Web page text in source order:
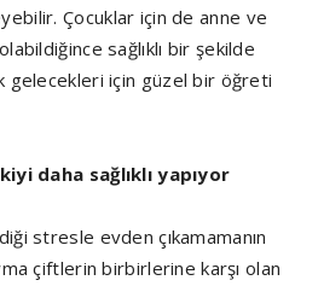
Çocuklar için de anne ve
sağlıklı bir şekilde
gelecekleri için güzel bir öğreti
daha sağlıklı yapıyor
stresle evden çıkamamanın
çiftlerin birbirlerine karşı olan